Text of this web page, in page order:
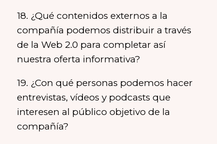
18. ¿Qué contenidos externos a la
compañía podemos distribuir a través
de la Web 2.0 para completar así
nuestra oferta informativa?
19. ¿Con qué personas podemos hacer
entrevistas, vídeos y podcasts que
interesen al público objetivo de la
compañía?